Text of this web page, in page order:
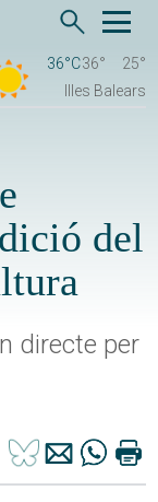
36°C36°
25°
Illes Balears
del
directe per